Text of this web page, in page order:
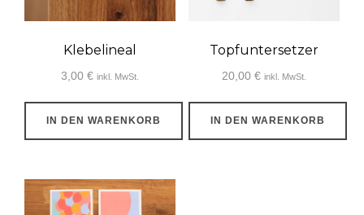
Klebelineal
3,00€ inkl. MwSt.
IN DEN WARENKORB
Topfuntersetzer
20,00 € inkl. MwSt.
IN DEN WARENKORB